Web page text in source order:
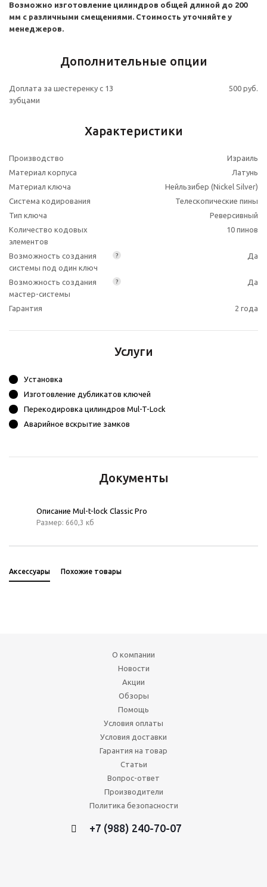
Возможно изготовление цилиндров общей длиной до 200
мм с различными смещениями. Стоимость уточняйте у
менеджеров.
Дополнительные опции
Доплата за шестеренку с 13
зубцами
500 руб.
Характеристики
Производство
Израиль
Материал корпуса
Латунь
Материал ключа
Нейльзибер (Nickel Silver)
Система кодирования
Телескопические пины
Тип ключа
Реверсивный
Количество кодовых
элементов
10 пинов
?
Возможность создания
системы под один ключ
Да
?
Возможность создания
мастер-системы
Да
Гарантия 2 года
Услуги
Установка
Изготовление дубликатов ключей
Перекодировка цилиндров Mul-T-Lock
Аварийное вскрытие замков
Документы
Описание Mul-t-lock Classic Pro
Размер: 660,3 кб
Аксессуары Похожие товары
О компании
Новости
Акции
Обзоры
Помощь
Условия оплаты
Условия доставки
Гарантия на товар
Статьи
Вопрос-ответ
Производители
Политика безопасности
+7 (988) 240-70-07